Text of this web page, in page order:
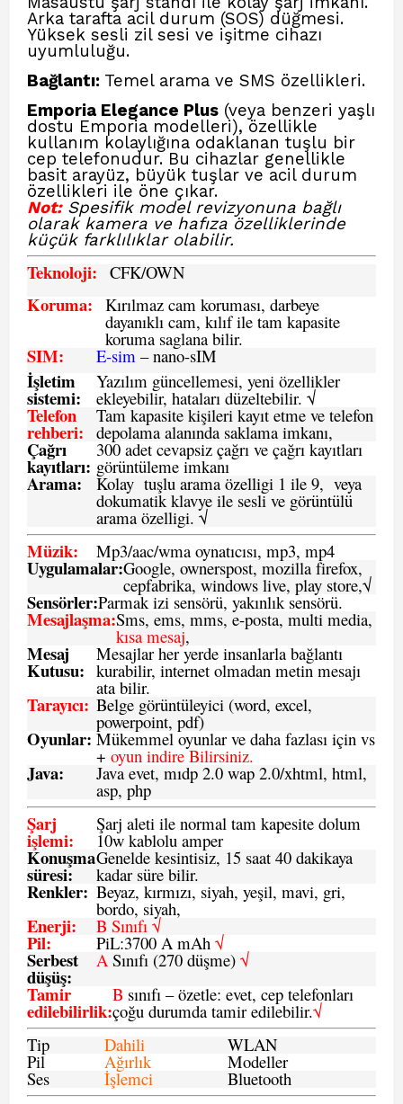
Arka tarafta acil durum (SOS) düğmesi.
Yüksek sesli zil sesi ve işitme cihazı
uyumluluğu.
Bağlantı: Temel arama ve SMS özellikleri.
Emporia Elegance Plus (veya benzeri yaşlı
dostu Emporia modelleri), özellikle
kullanım kolaylığına odaklanan tuşlu bir
cep telefonudur. Bu cihazlar genellikle
basit arayüz, büyük tuşlar ve acil durum
özellikleri ile öne çıkar.
Not:Spesifik model revizyonuna bağlı
olarak kamera ve hafıza özelliklerinde
küçük farklılıklar olabilir.
Teknoloji: CFK/OWN
Koruma: Kırılmaz cam koruması, darbeye
dayanıklı cam, kılıf ile tam kapasite
koruma saglana bilir.
SIM: E-sim – nano-sIM
İşletim
sistemi:
Yazılım güncellemesi, yeni özellikler
ekleyebilir, hataları düzeltebilir. √
Telefon
rehberi:
Tam kapasite kişileri kayıt etme ve telefon
depolama alanında saklama imkanı,
Çağrı
kayıtları:
300 adet cevapsiz çağrı ve çağrı kayıtları
görüntüleme imkanı
Arama: Kolay tuşlu arama özelligi 1 ile 9, veya
dokumatik klavye ile sesli ve görüntülü
arama özelligi. √
Müzik: Mp3/aac/wma oynatıcısı, mp3, mp4
Uygulamalar:Google, ownerspost, mozilla firefox,
cepfabrika, windows live, play store,√
Sensörler:Parmak izi sensörü, yakınlık sensörü.
Mesajlaşma:Sms, ems, mms, e-posta, multi media,
kısa mesaj,
Mesaj
Kutusu:
Mesajlar her yerde insanlarla bağlantı
kurabilir, internet olmadan metin mesajı
ata bilir.
Tarayıcı: Belge görüntüleyici (word, excel,
powerpoint, pdf)
Oyunlar: Mükemmel oyunlar ve daha fazlası için vs
+ oyun indire Bilirsiniz.
Java: Java evet, mıdp 2.0 wap 2.0/xhtml, html,
asp, php
Şarj
işlemi:
Şarj aleti ile normal tam kapesite dolum
10w kablolu amper
Konuşma
süresi:
Genelde kesintisiz, 15 saat 40 dakikaya
kadar süre bilir.
Renkler: Beyaz, kırmızı, siyah, yeşil, mavi, gri,
bordo, siyah,
Enerji: B Sınıfı √
Pil: PiL:3700 A mAh √
Serbest
düşüş:
ASınıfı (270 düşme) √
Tamir
edilebilirlik:
B sınıfı – özetle: evet, cep telefonları
çoğu durumda tamir edilebilir.√
Tip
Dahili WLAN
Pil Ağırlık Modeller
Ses İşlemci Bluetooth